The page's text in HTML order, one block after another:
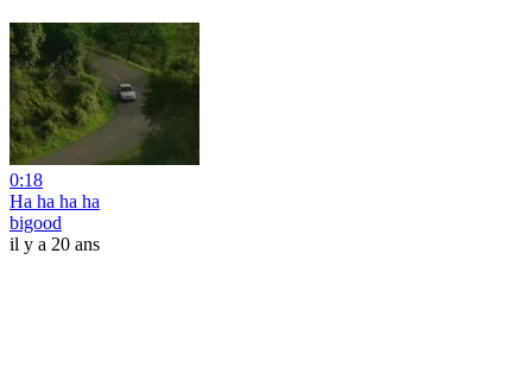
0:18
Ha ha ha ha
bigood
il y a 20 ans